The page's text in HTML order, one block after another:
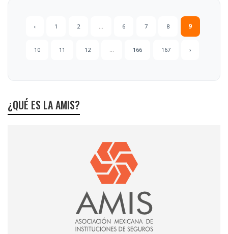
‹ 1 2 ... 6 7 8 9
10 11 12 166 167 ›
¿QUÉ ES LA AMIS?